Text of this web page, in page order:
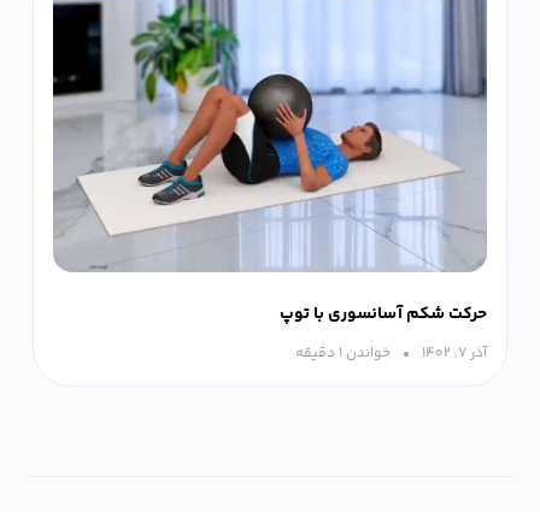
حرکت شکم آسانسوری با توپ
آذر ۷, ۱۴۰۲ خواندن ۱ دقیقه‌